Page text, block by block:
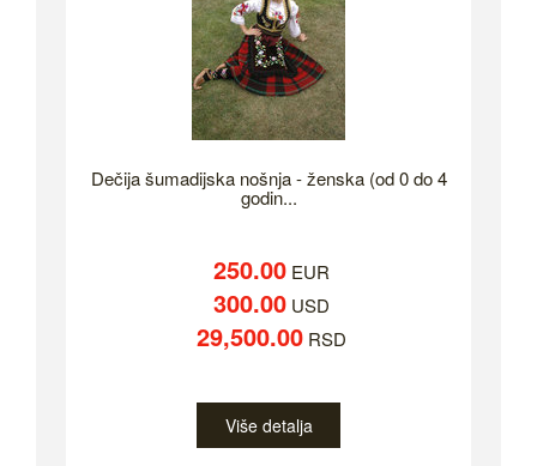
Dečija šumadijska nošnja - ženska (od 0 do 4
godin...
250.00 EUR
300.00 USD
29,500.00 RSD
Više detalja